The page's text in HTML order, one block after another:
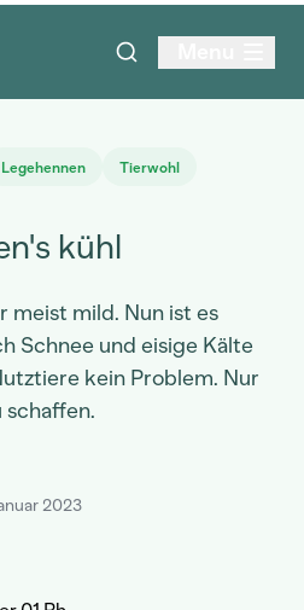
Legehennen Tierwohl
kühl
meist mild. Nun ist es
Schnee und eisige Kälte
kein Problem. Nur
schaffen.
2023